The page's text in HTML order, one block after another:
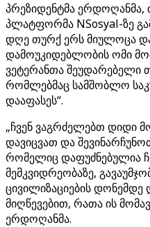
პრეზიდენტმა
პლატფორმა NSosyal-ზე
დღე თურქ ერს მიულოცა და
დამოუკიდებლობის ომი
ვეტერანთა შეუდარებელი
რომლებმაც სამშობლო
დააფასეს“.
„ჩვენ ვაგრძელებთ დიდი
დავიცვათ და
რომელიც დაფუძნებულია
მემკვიდრეობაზე,
ცივილიზაციების
მიღწევებით, რათა ის
ერდოღანმა.